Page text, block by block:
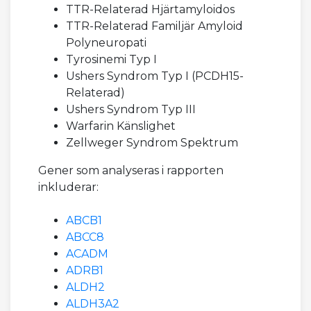
TTR-Relaterad Hjärtamyloidos
TTR-Relaterad Familjär Amyloid
Polyneuropati
Tyrosinemi Typ I
Ushers Syndrom Typ I (PCDH15-
Relaterad)
Ushers Syndrom Typ III
Warfarin Känslighet
Zellweger Syndrom Spektrum
Gener som analyseras i rapporten
inkluderar:
ABCB1
ABCC8
ACADM
ADRB1
ALDH2
ALDH3A2